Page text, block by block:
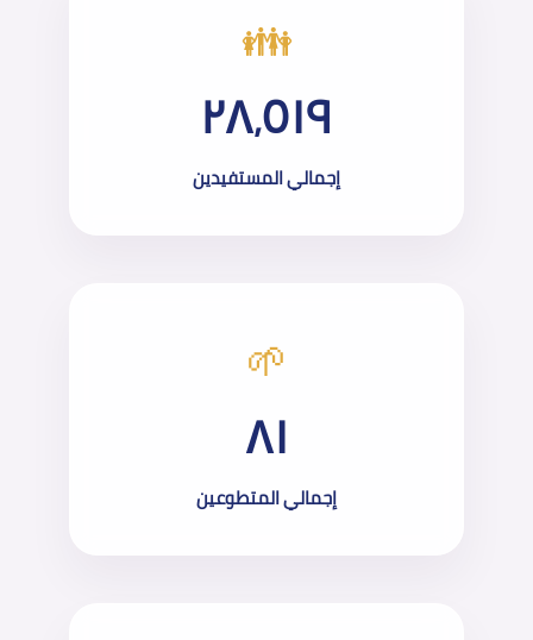
👪
٢٨٬٥١٩
إجمالي المستفيدين
🌱
٨١
إجمالي المتطوعين